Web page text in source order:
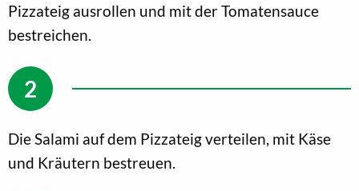
Pizzateig ausrollen und mit der Tomatensauce
bestreichen.
Die Salami auf dem Pizzateig verteilen, mit Käse
und Kräutern bestreuen.